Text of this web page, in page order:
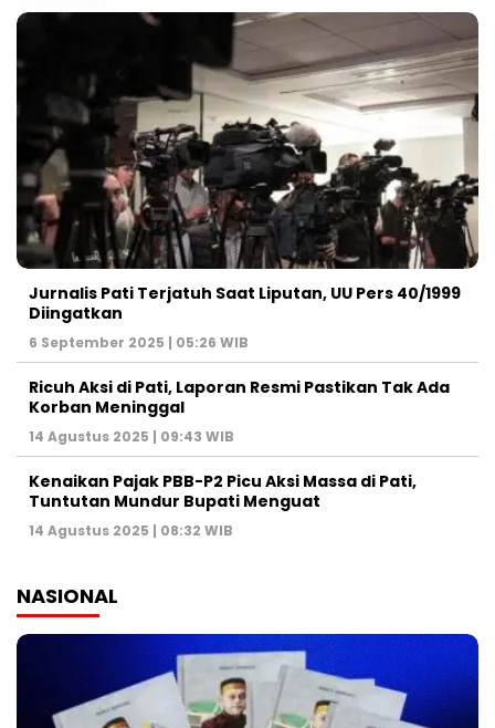
Jurnalis Pati Terjatuh Saat Liputan, UU Pers 40/1999
Diingatkan
6 September 2025 | 05:26 WIB
Ricuh Aksi di Pati, Laporan Resmi Pastikan Tak Ada
Korban Meninggal
14 Agustus 2025 | 09:43 WIB
Kenaikan Pajak PBB-P2 Picu Aksi Massa di Pati,
Tuntutan Mundur Bupati Menguat
14 Agustus 2025 | 08:32 WIB
NASIONAL